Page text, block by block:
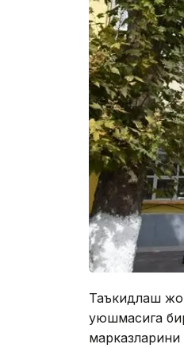
Таъкидлаш
уюшмасига